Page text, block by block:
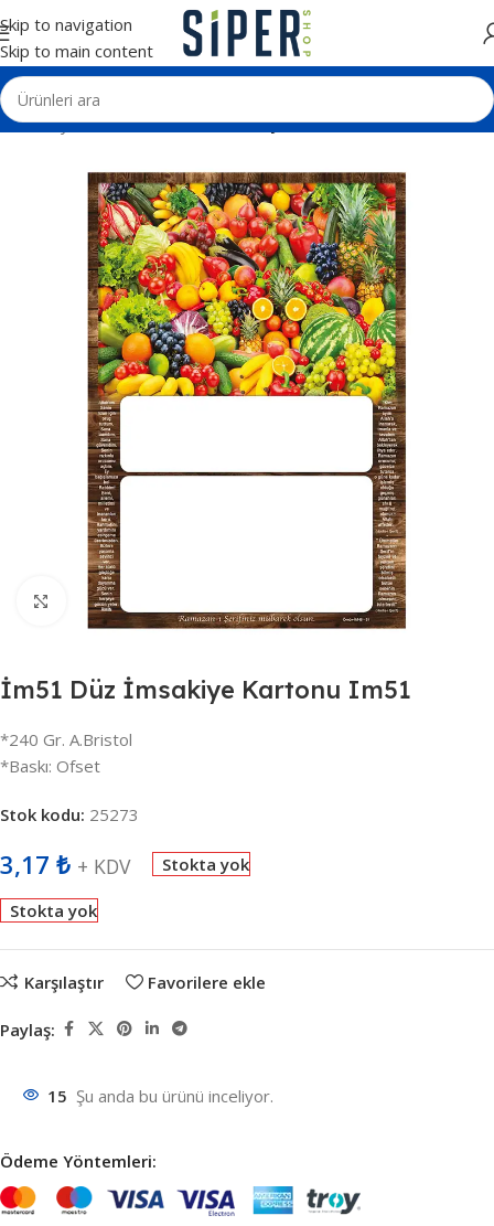
Skip to navigation
Skip to main content
Ana Sayfa Matbaa Ürünleri İmsakiye
Büyütmek için tıklayın
İm51 Düz İmsakiye Kartonu Im51
*240 Gr. A.Bristol
*Baskı: Ofset
Stok kodu: 25273
3,17 ₺ + KDV Stokta yok
Stokta yok
Karşılaştır Favorilere ekle
Paylaş:
15 Şu anda bu ürünü inceliyor.
Ödeme Yöntemleri: